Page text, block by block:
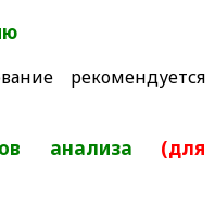
рекомендуется
анализа (для